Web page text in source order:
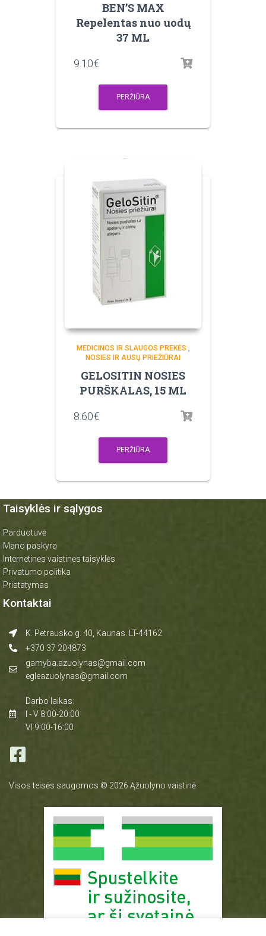
BEN’S MAX
Repelentas nuo uodų
37 ML
9.10€
PERŽIŪRA
MEDICINOS IR SLAUGOS PREKĖS ,
NOSIES IR AUSŲ PRIEŽIŪRAI
GELOSITIN NOSIES
PURŠKALAS, 15 ML
8.60€
PERŽIŪRA
Taisyklės ir sąlygos
Parduotuvė
Mano paskyra
Internetinės vaistinės taisyklės
Privatumo politika
Pristatymas
Kontaktai
K. Petrausko g. 40, Kaunas. LT-44162
+370 37 204873
gamyba.azuolynas@gmail.com
egleazuolynas@gmail.com
Darbo laikas:
I - V 8:00-20:00
VI 9:00-16:00
Visos teisės saugomos © 2026 Ąžuolyno vaistinė